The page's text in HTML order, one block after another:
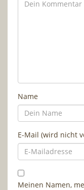
Name
E-Mail (wird nicht
Meinen Namen,